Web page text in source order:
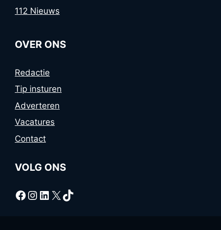
112 Nieuws
OVER ONS
Redactie
Tip insturen
Adverteren
Vacatures
Contact
VOLG ONS
Facebook
Instagram
LinkedIn
X TikTok